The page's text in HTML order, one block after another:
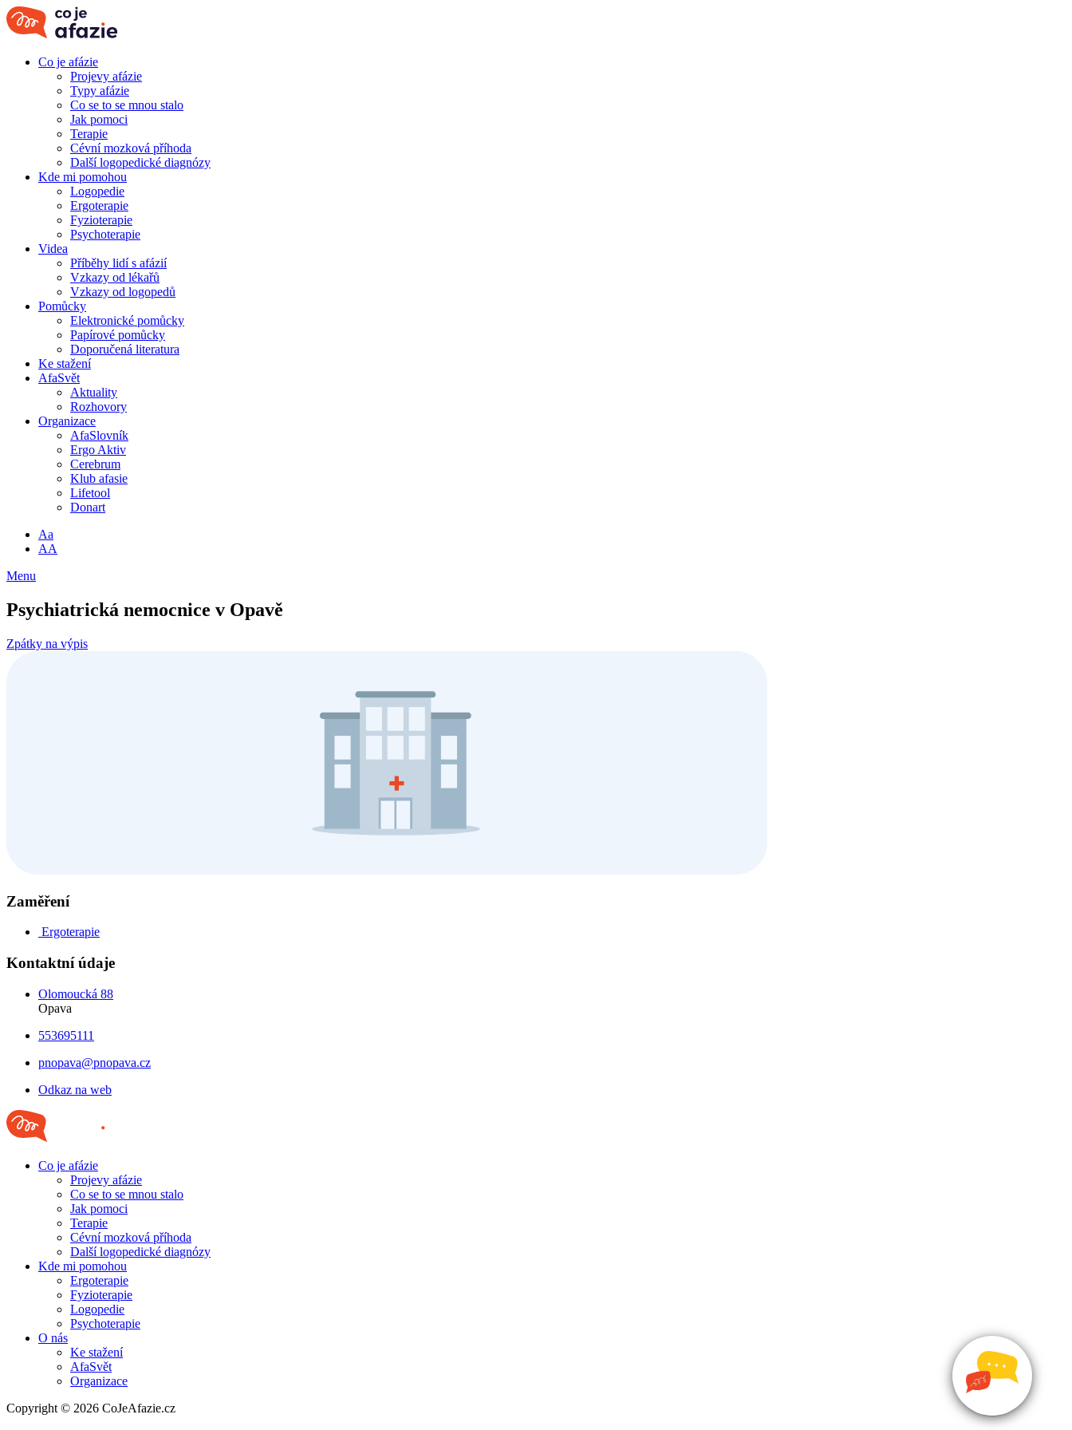
Co je afázie
Projevy afázie
Typy afázie
Co se to se mnou stalo
Jak pomoci
Terapie
Cévní mozková příhoda
Další logopedické diagnózy
Kde mi pomohou
Logopedie
Ergoterapie
Fyzioterapie
Psychoterapie
Videa
Příběhy lidí s afázií
Vzkazy od lékařů
Vzkazy od logopedů
Pomůcky
Elektronické pomůcky
Papírové pomůcky
Doporučená literatura
Ke stažení
AfaSvět
Aktuality
Rozhovory
Organizace
AfaSlovník
Ergo Aktiv
Cerebrum
Klub afasie
Lifetool
Donart
Aa
AA
Menu
Psychiatrická nemocnice v Opavě
Zpátky na výpis
Zaměření
Ergoterapie
Kontaktní údaje
Olomoucká 88
Opava
553695111
pnopava@pnopava.cz
Odkaz na web
Co je afázie
Projevy afázie
Co se to se mnou stalo
Jak pomoci
Terapie
Cévní mozková příhoda
Další logopedické diagnózy
Kde mi pomohou
Ergoterapie
Fyzioterapie
Logopedie
Psychoterapie
O nás
Ke stažení
AfaSvět
Organizace
Copyright © 2026 CoJeAfazie.cz